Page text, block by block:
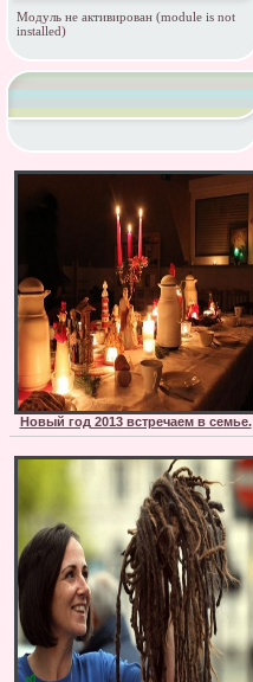
Модуль не активирован (module is not
installed)
Новый год 2013 встречаем в семье.